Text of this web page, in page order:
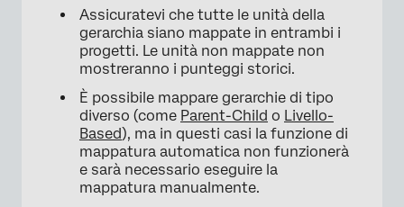
Assicuratevi che tutte le unità della
gerarchia siano mappate in entrambi i
progetti. Le unità non mappate non
mostreranno i punteggi storici.
È possibile mappare gerarchie di tipo
diverso (come Parent-Child o Livello-
Based), ma in questi casi la funzione di
mappatura automatica non funzionerà
e sarà necessario eseguire la
mappatura manualmente.